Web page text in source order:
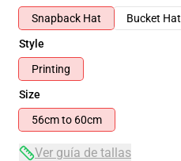
Snapback Hat
Bucket Hat
Style
Printing
Size
56cm to 60cm
Ver guía de tallas